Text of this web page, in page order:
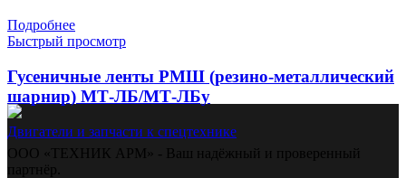
Подробнее
Быстрый просмотр
Гусеничные ленты РМШ (резино-металлический
шарнир) МТ-ЛБ/МТ-ЛБу
Двигатели и запчасти к спецтехнике
ООО «ТЕХНИК АРМ» - Ваш надёжный и проверенный
партнёр.